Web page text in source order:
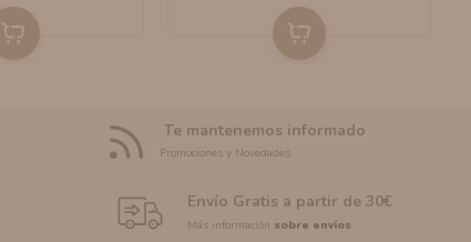
Te mantenemos informado
Promociones y Novedades
Envío Gratis a partir de 30€
Más información sobre envíos